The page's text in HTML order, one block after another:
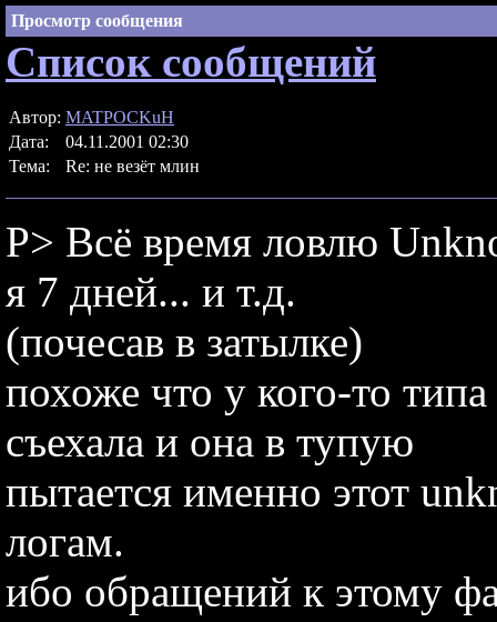
Просмотр сообщения
Список сообщений
Автор: MATPOCKuH
Дата:
04.11.2001 02:30
Тема:
Re: не везёт млин
P> Всё время ловлю
я 7 дней... и т.д.
(почесав в затылке)
похоже что у кого-то
съехала и она в тупую
пытается именно этот
логам.
ибо обращений к этому